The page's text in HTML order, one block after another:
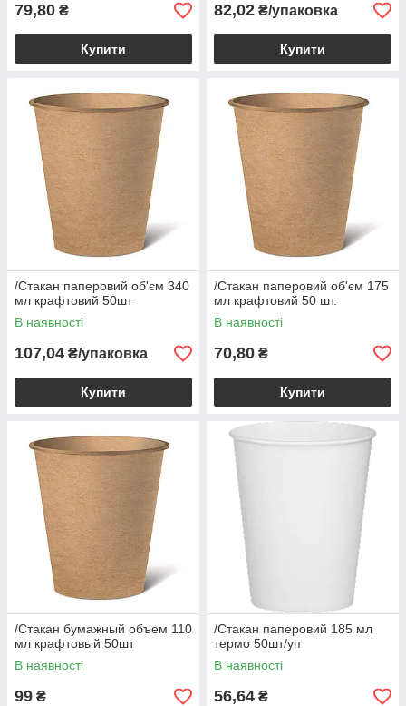
79,80 ₴
Купити
82,02 ₴/упаковка
Купити
/Стакан паперовий об'єм 340
мл крафтовий 50шт
В наявності
107,04 ₴/упаковка
Купити
/Стакан паперовий об'єм 175
мл крафтовий 50 шт.
В наявності
70,80 ₴
Купити
/Стакан бумажный объем 110
мл крафтовый 50шт
В наявності
99 ₴
/Стакан паперовий 185 мл
термо 50шт/уп
В наявності
56,64 ₴